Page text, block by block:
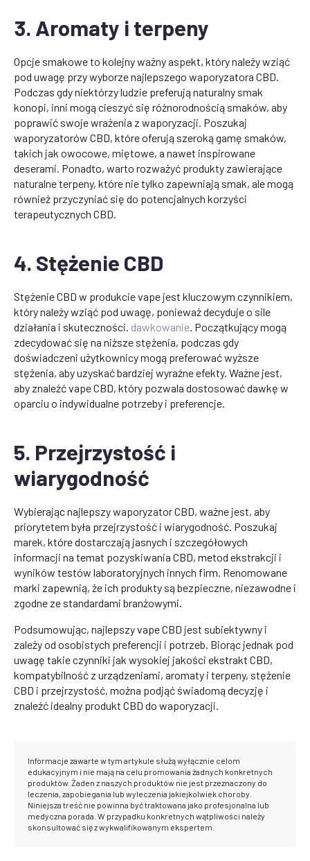
3. Aromaty i terpeny
Opcje smakowe to kolejny ważny aspekt, który należy wziąć
pod uwagę przy wyborze najlepszego waporyzatora CBD.
Podczas gdy niektórzy ludzie preferują naturalny smak
konopi, inni mogą cieszyć się różnorodnością smaków, aby
poprawić swoje wrażenia z waporyzacji. Poszukaj
waporyzatorów CBD, które oferują szeroką gamę smaków,
takich jak owocowe, miętowe, a nawet inspirowane
deserami. Ponadto, warto rozważyć produkty zawierające
naturalne terpeny, które nie tylko zapewniają smak, ale mogą
również przyczyniać się do potencjalnych korzyści
terapeutycznych CBD.
4. Stężenie CBD
Stężenie CBD w produkcie vape jest kluczowym czynnikiem,
który należy wziąć pod uwagę, ponieważ decyduje o sile
działania i skuteczności. dawkowanie. Początkujący mogą
zdecydować się na niższe stężenia, podczas gdy
doświadczeni użytkownicy mogą preferować wyższe
stężenia, aby uzyskać bardziej wyraźne efekty. Ważne jest,
aby znaleźć vape CBD, który pozwala dostosować dawkę w
oparciu o indywidualne potrzeby i preferencje.
5. Przejrzystość i
wiarygodność
Wybierając najlepszy waporyzator CBD, ważne jest, aby
priorytetem była przejrzystość i wiarygodność. Poszukaj
marek, które dostarczają jasnych i szczegółowych
informacji na temat pozyskiwania CBD, metod ekstrakcji i
wyników testów laboratoryjnych innych firm. Renomowane
marki zapewnią, że ich produkty są bezpieczne, niezawodne i
zgodne ze standardami branżowymi.
Podsumowując, najlepszy vape CBD jest subiektywny i
zależy od osobistych preferencji i potrzeb. Biorąc jednak pod
uwagę takie czynniki jak wysokiej jakości ekstrakt CBD,
kompatybilność z urządzeniami, aromaty i terpeny, stężenie
CBD i przejrzystość, można podjąć świadomą decyzję i
znaleźć idealny produkt CBD do waporyzacji.
Informacje zawarte w tym artykule służą wyłącznie celom
edukacyjnym i nie mają na celu promowania żadnych konkretnych
produktów. Żaden z naszych produktów nie jest przeznaczony do
leczenia, zapobiegania lub wyleczenia jakiejkolwiek choroby.
Niniejsza treść nie powinna być traktowana jako profesjonalna lub
medyczna porada. W przypadku konkretnych wątpliwości należy
skonsultować się z wykwalifikowanym ekspertem.